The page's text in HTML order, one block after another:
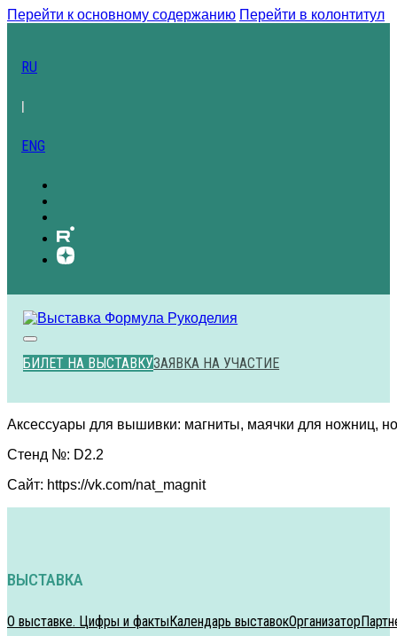
Перейти к основному содержанию Перейти в колонтитул
RU
ENG
БИЛЕТ НА ВЫСТАВКУЗАЯВКА НА УЧАСТИЕ
Аксессуары для вышивки: магниты, маячки для ножниц,
Стенд №: D2.2
Сайт: https://vk.com/nat_magnit
ВЫСТАВКА
О выставке. Цифры и фактыКалендарь выставокОрганизатор